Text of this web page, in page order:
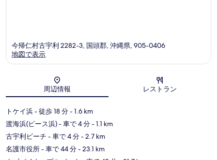
今帰仁村古宇利 2282-3, 国頭郡, 沖縄県, 905-0406
地図で表示
周辺情報 レストラン
トケイ浜- 徒歩 18 分- 1.6 km
渡海浜(ピース浜)- 車で 4 分- 1.1 km
古宇利ビーチ - 車で 4 分- 2.7 km
名護市役所- 車で 44 分- 23.1 km